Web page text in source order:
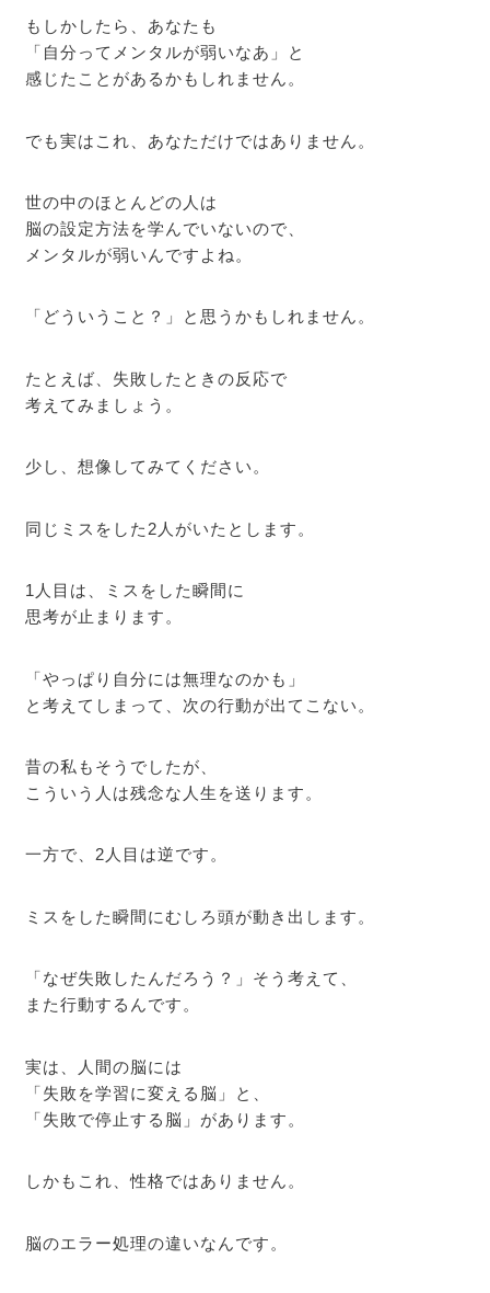
もしかしたら、あなたも
「自分ってメンタルが弱いなあ」と
感じたことがあるかもしれません。
でも実はこれ、あなただけではありません。
世の中のほとんどの人は
脳の設定方法を学んでいないので、
メンタルが弱いんですよね。
「どういうこと？」と思うかもしれません。
たとえば、失敗したときの反応で
考えてみましょう。
少し、想像してみてください。
同じミスをした2人がいたとします。
1人目は、ミスをした瞬間に
思考が止まります。
「やっぱり自分には無理なのかも」
と考えてしまって、次の行動が出てこない。
昔の私もそうでしたが、
こういう人は残念な人生を送ります。
一方で、2人目は逆です。
ミスをした瞬間にむしろ頭が動き出します。
「なぜ失敗したんだろう？」そう考えて、
また行動するんです。
実は、人間の脳には
「失敗を学習に変える脳」と、
「失敗で停止する脳」があります。
しかもこれ、性格ではありません。
脳のエラー処理の違いなんです。